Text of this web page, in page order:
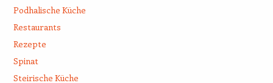
Podhalische Küche
Restaurants
Rezepte
Spinat
Steirische Küche